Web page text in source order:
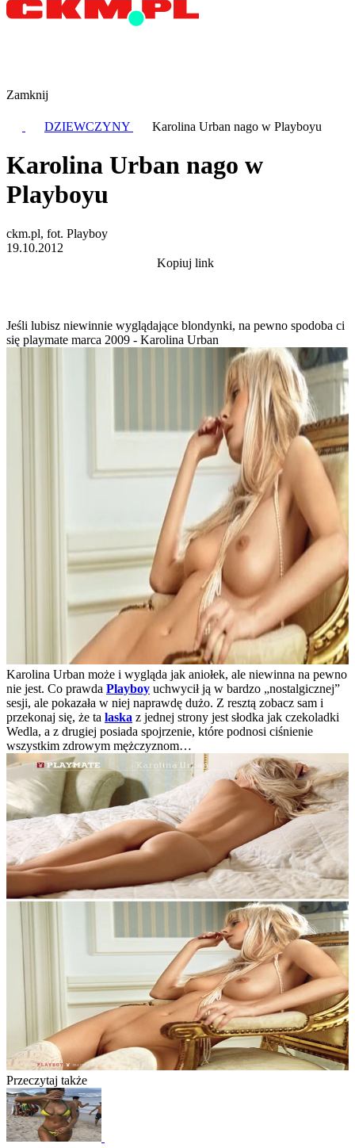
Zamknij
DZIEWCZYNY Karolina Urban nago w Playboyu
Karolina Urban nago w
Playboyu
ckm.pl, fot. Playboy
19.10.2012
Kopiuj link
Jeśli lubisz niewinnie wyglądające blondynki, na pewno spodoba ci
się playmate marca 2009 - Karolina Urban
Karolina Urban może i wygląda jak aniołek, ale niewinna na pewno
nie jest. Co prawda Playboy uchwycił ją w bardzo „nostalgicznej”
sesji, ale pokazała w niej naprawdę dużo. Z resztą zobacz sam i
przekonaj się, że ta laska z jednej strony jest słodka jak czekoladki
Wedla, a z drugiej posiada spojrzenie, które podnosi ciśnienie
wszystkim zdrowym mężczyznom…
Przeczytaj także